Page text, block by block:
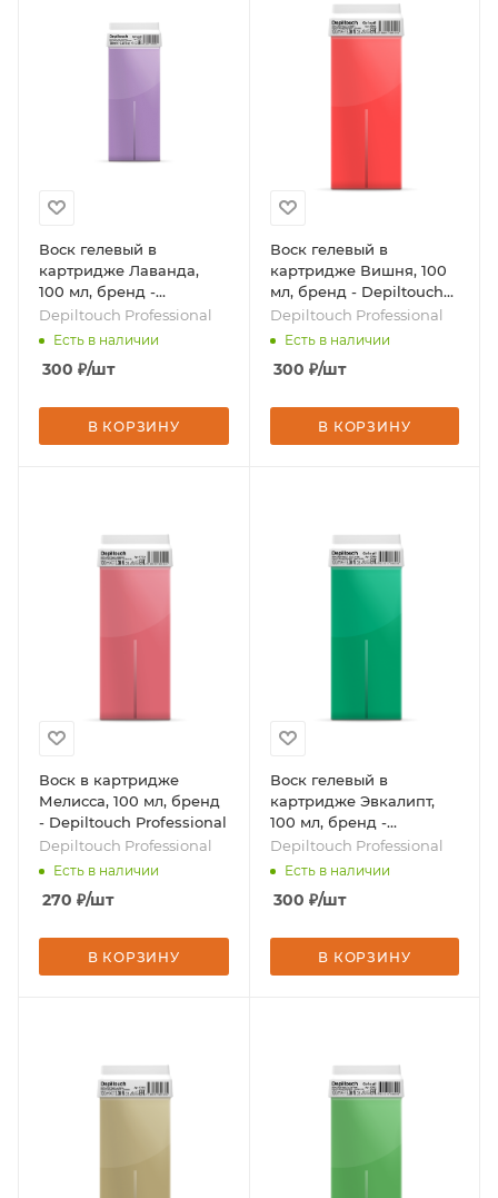
Воск гелевый в
картридже Лаванда,
100 мл, бренд -
Depiltouch Professional
Depiltouch Professional
Есть в наличии
300 ₽/шт
В КОРЗИНУ
Воск гелевый в
картридже Вишня, 100
мл, бренд - Depiltouch
Professional
Depiltouch Professional
Есть в наличии
300 ₽/шт
В КОРЗИНУ
Воск в картридже
Мелисса, 100 мл, бренд
- Depiltouch Professional
Depiltouch Professional
Есть в наличии
270 ₽/шт
В КОРЗИНУ
Воск гелевый в
картридже Эвкалипт,
100 мл, бренд -
Depiltouch Professional
Depiltouch Professional
Есть в наличии
300 ₽/шт
В КОРЗИНУ